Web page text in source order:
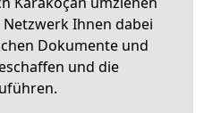
Ihnen dabei
Dokumente und
und die